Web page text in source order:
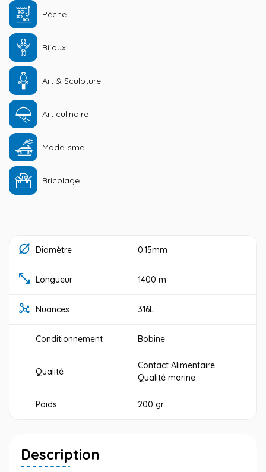
Pêche
Bijoux
Art & Sculpture
Art culinaire
Modélisme
Bricolage
Diamètre 0.15mm
Longueur 1400 m
Nuances 316L
Conditionnement Bobine
Qualité
Contact Alimentaire
Qualité marine
Poids 200 gr
Description